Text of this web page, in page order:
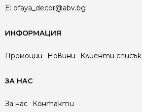
E: ofaya_decor@abv.bg
ИНФОРМАЦИЯ
Промоции Новини Клиенти списък
ЗА НАС
За нас Контакти